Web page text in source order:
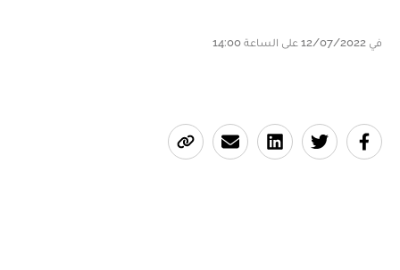
في 12/07/2022 على الساعة 14:00